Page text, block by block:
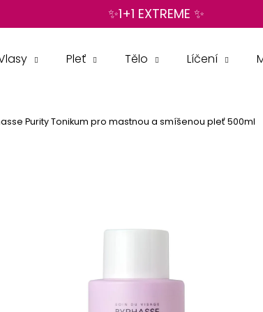
✨1+1 EXTREME ✨
Pleť Tělo Líčení
Purity Tonikum pro mastnou a smíšenou pleť 500ml
HLEDAT